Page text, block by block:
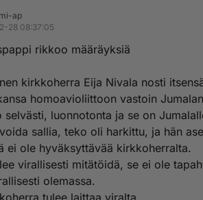
ap
28 08:37:05
rikkoo määräyksiä
kirkkoherra Eija Nivala nosti
homoavioliittoon vastoin
selvästi, luonnotonta ja se on
sallia, teko oli harkittu, ja hän
ei ole hyväksyttävää kirkkoherralta.
virallisesti mitätöidä, se ei ole
olemassa.
tulee laittaa viralta.